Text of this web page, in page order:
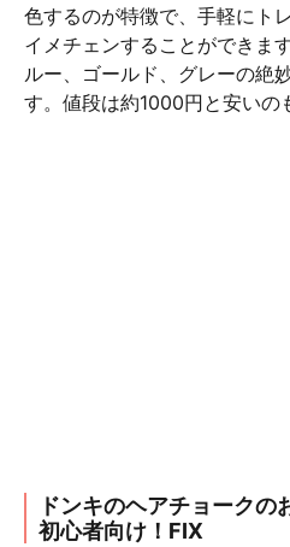
色するのが特徴で、手軽にト
イメチェンすることができま
ルー、ゴールド、グレーの絶
す。値段は約1000円と安いの
ドンキのヘアチョーク
初心者向け！FIX